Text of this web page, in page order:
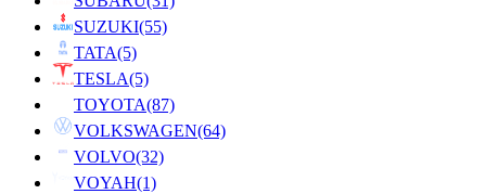
SUZUKI(55)
TATA(5)
TESLA(5)
TOYOTA(87)
VOLKSWAGEN(64)
VOLVO(32)
VOYAH(1)